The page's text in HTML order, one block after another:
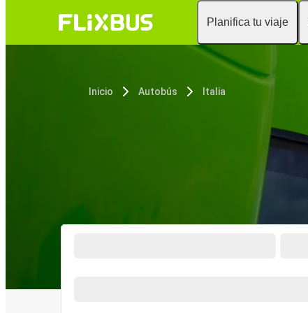
Planifica tu viaje
Inicio Autobús Italia